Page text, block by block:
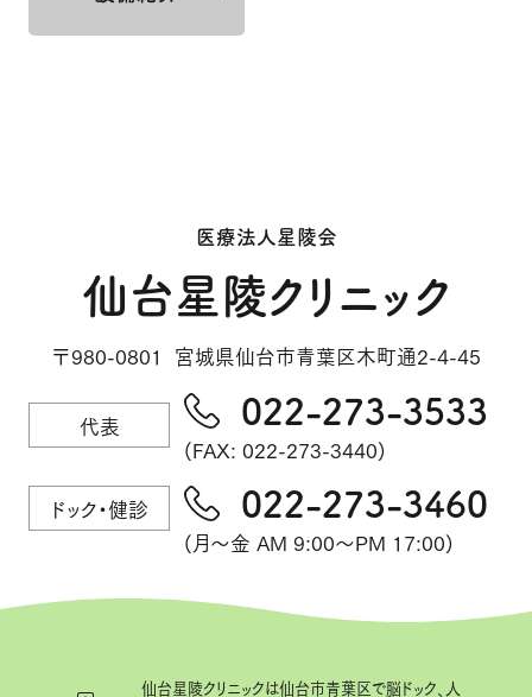
医療法人星陵会
仙台星陵クリニック
〒980-0801 宮城県仙台市青葉区木町通2-4-45
代表 022-273-3533
(FAX: 022-273-3440)
ドック・健診
022-273-3460
(月～金 AM 9:00～PM 17:00)
仙台星陵クリニックは仙台市青葉区で脳ドック、人